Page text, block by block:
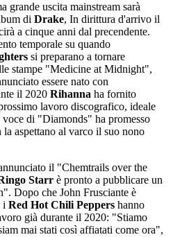
grande uscita mainstream sarà
di Drake, In dirittura d'arrivo il
a cinque anni dal precendente.
temporale su quando
si preparano a tornare
stampe "Medicine at Midnight",
essere nato con
il 2020 Rihanna ha fornito
lavoro discografico, ideale
di "Diamonds" ha promesso
aspettano al varco il suo nono
il "Chemtrails over the
Starr è pronto a pubblicare un
Dopo che John Frusciante è
i Red Hot Chili Peppers hanno
già durante il 2020: "Stiamo
mai stati così affiatati come ora",